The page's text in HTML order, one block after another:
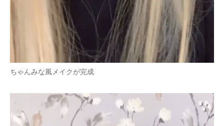
ちゃんみな風メイクが完成